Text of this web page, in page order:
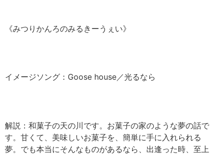
《みつりかんろのみるきーうぇい》
イメージソング：Goose house／光るなら
解説：和菓子の天の川です。お菓子の家のような夢の話で
す。甘くて、美味しいお菓子を、簡単に手に入れられる
夢。でも本当にそんなものがあるなら、出逢った時、至上